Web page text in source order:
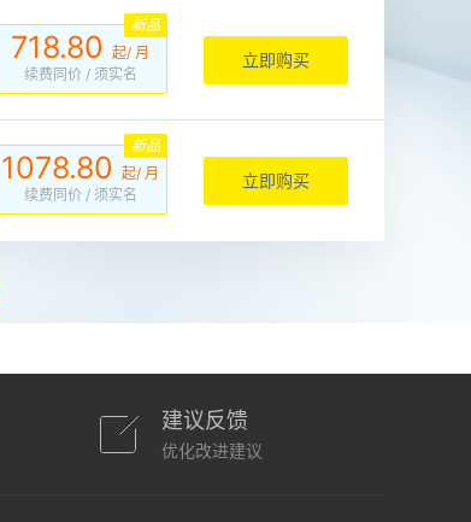
718.80
起/ 月
续费同价/ 须实名
新品
立即购买
1078.80
起/ 月
续费同价/ 须实名
新品
立即购买
建议反馈
优化改进建议